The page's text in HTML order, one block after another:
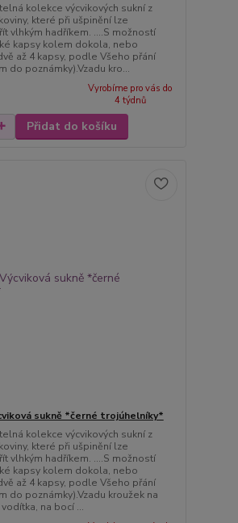
kolekce výcvikových sukní z
které při ušpinění lze
vlhkým hadříkem. ....S možností
kapsy kolem dokola, nebo
až 4 kapsy, podle Všeho přání
do poznámky).Vzadu kro...
Vyrobíme pro vás do
4 týdnů
Přidat do košíku
sukně *černé trojúhelníky*
kolekce výcvikových sukní z
které při ušpinění lze
vlhkým hadříkem. ....S možností
kapsy kolem dokola, nebo
až 4 kapsy, podle Všeho přání
do poznámky).Vzadu kroužek na
na bocí ...